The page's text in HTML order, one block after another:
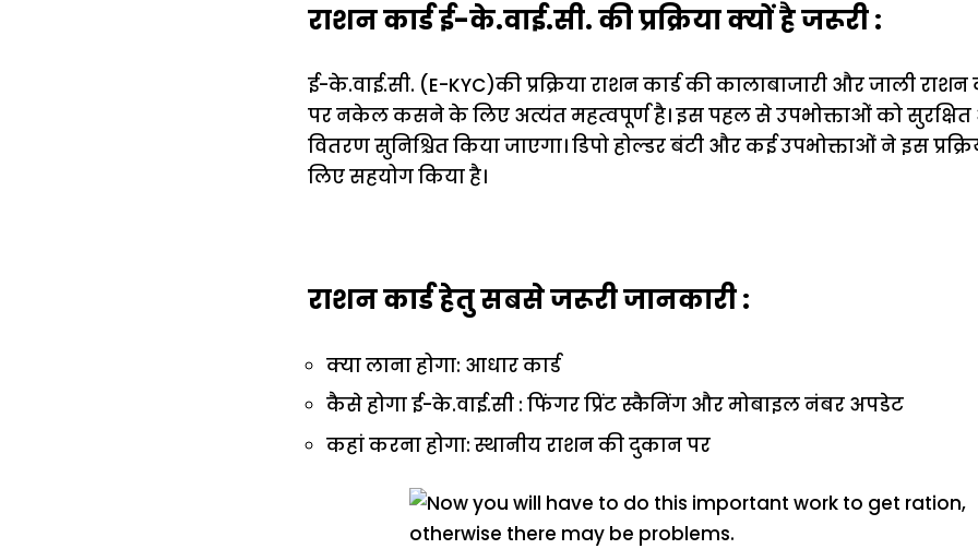
राशन कार्ड ई-के.वाई.सी. की प्रक्रिया क्यों है जरूरी :
ई-के.वाई.सी. (E-KYC)की प्रक्रिया राशन कार्ड की कालाबाजारी और जाली राशन
पर नकेल कसने के लिए अत्यंत महत्वपूर्ण है। इस पहल से उपभोक्ताओं को
वितरण सुनिश्चित किया जाएगा। डिपो होल्डर बंटी और कई उपभोक्ताओं ने इस
लिए सहयोग किया है।
राशन कार्ड हेतु सबसे जरूरी जानकारी :
क्या लाना होगा: आधार कार्ड
कैसे होगा ई-के.वाई.सी : फिंगर प्रिंट स्कैनिंग और मोबाइल नंबर अपडेट
कहां करना होगा: स्थानीय राशन की दुकान पर